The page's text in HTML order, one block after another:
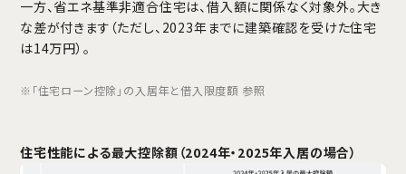
一方、省エネ基準非適合住宅は、借入額に関係なく対象外。大き
な差が付きます（ただし、2023年までに建築確認を受けた住宅
は14万円）。
※「住宅ローン控除」の入居年と借入限度額 参照
住宅性能による最大控除額（2024年・2025年入居の場合）